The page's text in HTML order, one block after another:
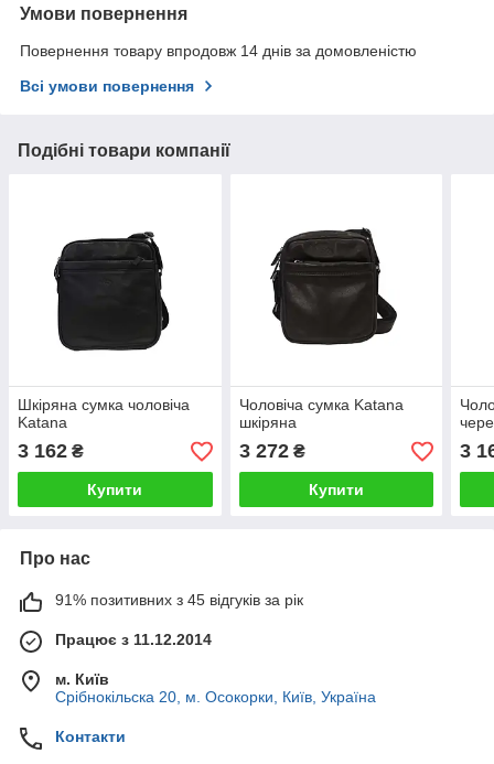
Умови повернення
Повернення товару впродовж 14 днів за домовленістю
Всі умови повернення
Подібні товари компанії
Шкіряна сумка чоловіча
Katana
3 162 ₴
Купити
Чоловіча сумка Katana
шкіряна
3 272₴
Купити
3
Про нас
91% позитивних з 45 відгуків за рік
Працює з 11.12.2014
м. Київ
Срібнокільска 20, м. Осокорки, Київ, Україна
Контакти